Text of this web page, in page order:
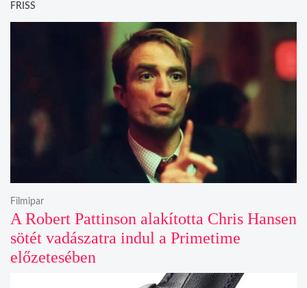
FRISS
A Robert Pattinson alakította Chris Hansen
sötét vadászatra indul a Primetime
előzetesében
Filmipar